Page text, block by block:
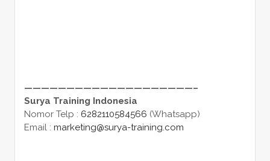
————————————————————–
Surya Training Indonesia
Nomor Telp : 6282110584566 (Whatsapp)
Email : marketing@surya-training.com